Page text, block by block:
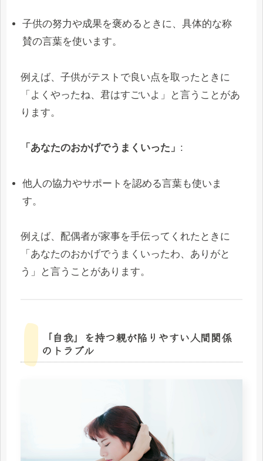
子供の努力や成果を褒めるときに、具体的な称
賛の言葉を使います。
例えば、子供がテストで良い点を取ったときに
「よくやったね、君はすごいよ」と言うことがあ
ります。
「あなたのおかげでうまくいった」 :
他人の協力やサポートを認める言葉も使いま
す。
例えば、配偶者が家事を手伝ってくれたときに
「あなたのおかげでうまくいったわ、ありがと
う」と言うことがあります。
「自我」を持つ親が陥りやすい人間関係
のトラブル